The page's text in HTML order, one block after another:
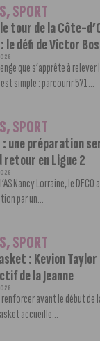
,SPORT
tour de la Côte-
le défi de Victor
que s’apprête à
simple : parcourir 571...
,SPORT
: une préparation
retour en Ligue 2
Nancy Lorraine, le DFCO
par un...
,SPORT
: Kevion
de la Jeanne
renforcer avant le début
accueille...